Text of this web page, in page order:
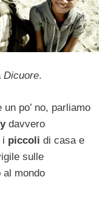
Dicuore.
po’ no, parliamo
davvero
i piccoli di casa e
sulle
al mondo